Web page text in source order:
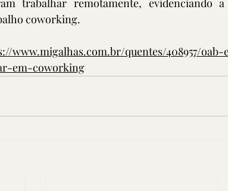
trabalhar remotamente, evidenciando
coworking.
www.migalhas.com.br/quentes/408957/
em-coworking